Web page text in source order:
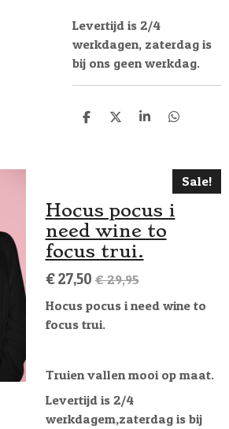
Levertijd is 2/4
werkdagen, zaterdag is
bij ons geen werkdag.
D
D
S
D
Sale!
Hocus pocus i
need wine to
focus trui.
€ 27,50 € 29,95
Hocus pocus i need wine to
focus trui.
Truien vallen mooi op maat.
Levertijd is 2/4
werkdagem,zaterdag is bij